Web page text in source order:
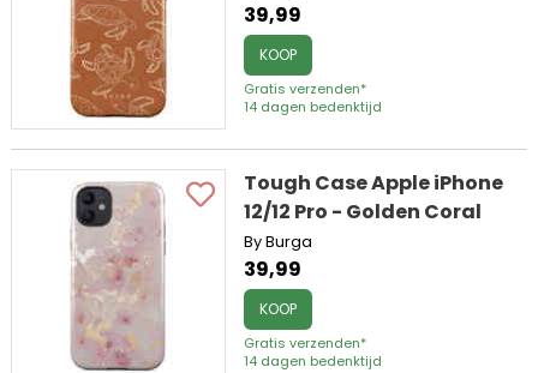
39,99
KOOP
Gratis verzenden*
14 dagen bedenktijd
Tough Case Apple iPhone
12/12 Pro - Golden Coral
By Burga
39,99
KOOP
Gratis verzenden*
14 dagen bedenktijd